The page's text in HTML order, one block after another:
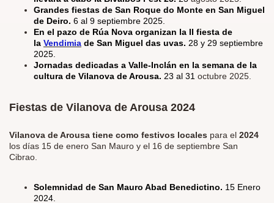
Grandes fiestas de San Roque do Monte en San Miguel
de Deiro. 6 al 9 septiembre 2025.
En el pazo de Rúa Nova organizan la II fiesta de
la Vendimia de San Miguel das uvas. 28 y 29 septiembre
2025.
Jornadas dedicadas a Valle-Inclán en la semana de la
cultura de Vilanova de Arousa. 23 al 31 octubre 2025.
Fiestas de Vilanova de Arousa 2024
Vilanova de Arousa tiene como festivos locales para el 2024
los días 15 de enero San Mauro y el 16 de septiembre San
Cibrao.
Solemnidad de San Mauro Abad Benedictino. 15 Enero
2024.